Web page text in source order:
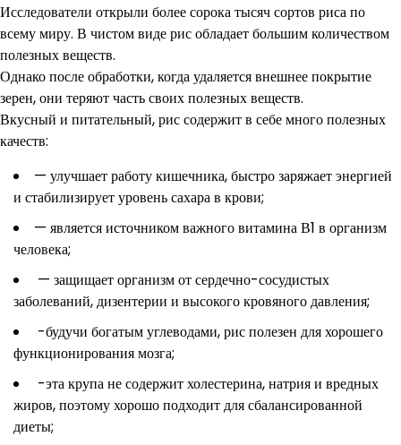
Исследователи открыли более сорока тысяч сортов риса по
всему миру. В чистом виде рис обладает большим количеством
полезных веществ.
Однако после обработки, когда удаляется внешнее покрытие
зерен, они теряют часть своих полезных веществ.
Вкусный и питательный, рис содержит в себе много полезных
качеств:
— улучшает работу кишечника, быстро заряжает энергией
и стабилизирует уровень сахара в крови;
— является источником важного витамина В1 в организм
человека;
— защищает организм от сердечно-сосудистых
заболеваний, дизентерии и высокого кровяного давления;
-будучи богатым углеводами, рис полезен для хорошего
функционирования мозга;
-эта крупа не содержит холестерина, натрия и вредных
жиров, поэтому хорошо подходит для сбалансированной
диеты;